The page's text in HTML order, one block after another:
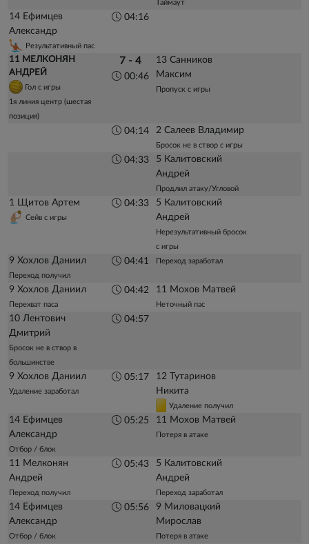
Таймаут
14 Ефимцев
Александр
Результативный пас
04:16
11 МЕЛКОНЯН
АНДРЕЙ
Гол с игры
1я линия центр (шестая
позиция)
7 - 4
00:46
13 Санников
Максим
Пропуск с игры
04:14 2 Салеев Владимир
Бросок не в створ с игры
04:33
5 Калитовский
Андрей
Продлил атаку/Угловой
1 Щитов Артем
Сейв с игры
04:33
5 Калитовский
Андрей
Нерезультативный бросок
с игры
9 Хохлов Даниил
Переход получил
04:41 Переход заработал
9 Хохлов Даниил
Перехват паса
04:42 11 Мохов Матвей
Неточный пас
10 Лентович
Дмитрий
Бросок не в створ в
большинстве
04:57
9 Хохлов Даниил
Удаление заработал
05:17
12 Тутаринов
Никита
Удаление получил
14 Ефимцев
Александр
Отбор / блок
05:25 11 Мохов Матвей
Потеря в атаке
11 Мелконян
Андрей
Переход получил
05:43
5 Калитовский
Андрей
Переход заработал
14 Ефимцев
Александр
Отбор / блок
05:56
9 Миловацкий
Мирослав
Потеря в атаке